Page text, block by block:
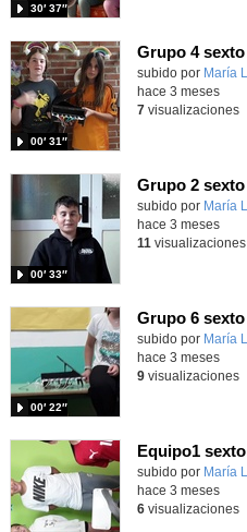
30′ 37″
Grupo 4
subido por María
00′ 31″
hace 3 meses
7visualizaciones
Grupo 2
subido por María
00′ 33″
hace 3 meses
11 visualizaciones
Grupo 6
subido por María
00′ 22″
hace 3 meses
9visualizaciones
Equipo1
subido por María
hace 3 meses
6visualizaciones